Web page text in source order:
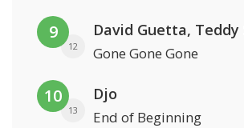
9
12 Gone Gone Gone
10
13
Djo
End of Beginning